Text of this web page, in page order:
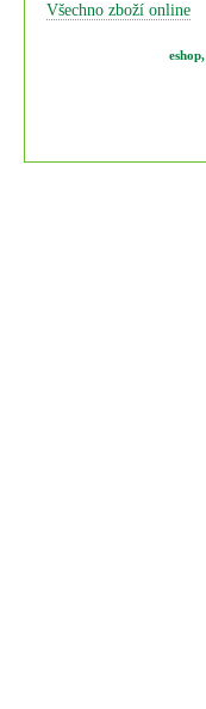
Všechno zboží online
eshop,